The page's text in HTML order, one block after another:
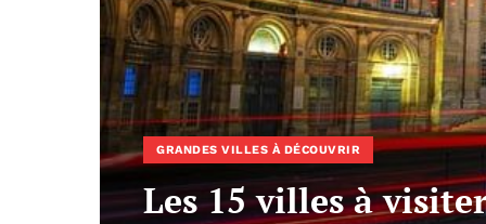
GRANDES VILLES À DÉCOUVRIR
Les 15 villes à